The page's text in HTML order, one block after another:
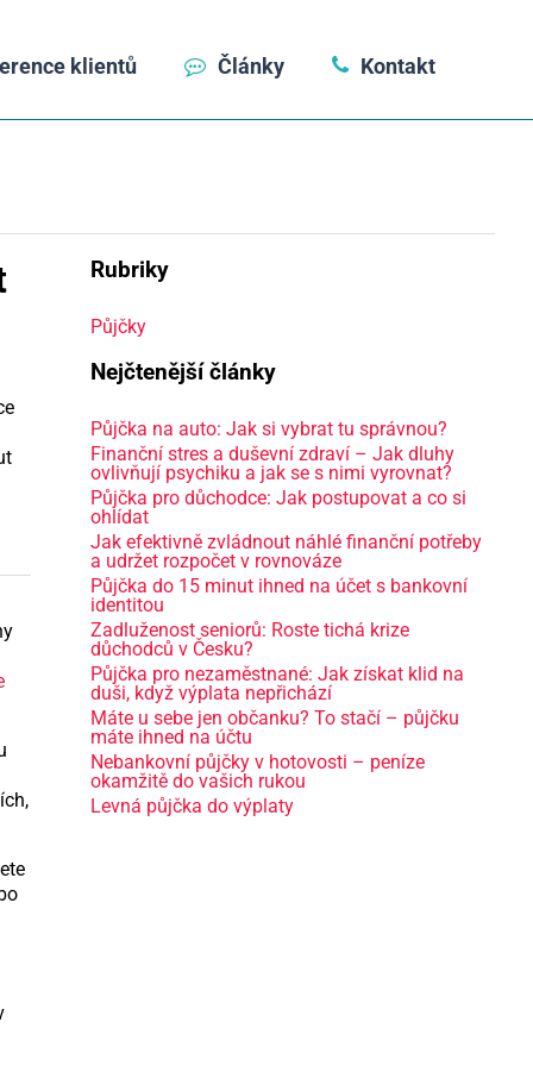
klientů Články Kontakt
Rubriky
Půjčky
Nejčtenější články
Půjčka na auto: Jak si vybrat tu správnou?
Finanční stres a duševní zdraví – Jak dluhy
ovlivňují psychiku a jak se s nimi vyrovnat?
Půjčka pro důchodce: Jak postupovat a co si
ohlídat
Jak efektivně zvládnout náhlé finanční potřeby
a udržet rozpočet v rovnováze
Půjčka do 15 minut ihned na účet s bankovní
identitou
Zadluženost seniorů: Roste tichá krize
důchodců v Česku?
Půjčka pro nezaměstnané: Jak získat klid na
duši, když výplata nepřichází
Máte u sebe jen občanku? To stačí – půjčku
máte ihned na účtu
Nebankovní půjčky v hotovosti – peníze
okamžitě do vašich rukou
Levná půjčka do výplaty